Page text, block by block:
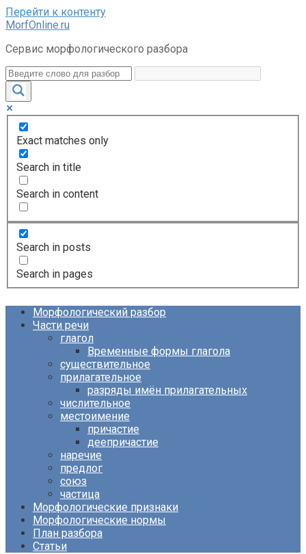
Перейти к контенту
MorfOnline.ru
Сервис морфологического разбора
Exact matches only
Search in title
Search in content
Search in posts
Search in pages
Морфологический разбор
Части речи
глагол
Временные формы глагола
существительное
прилагательное
разряды имён прилагательных
числительное
местоимение
причастие
деепричастие
наречие
предлог
союз
частица
Морфологические признаки
Морфологические нормы
План разбора
Статьи